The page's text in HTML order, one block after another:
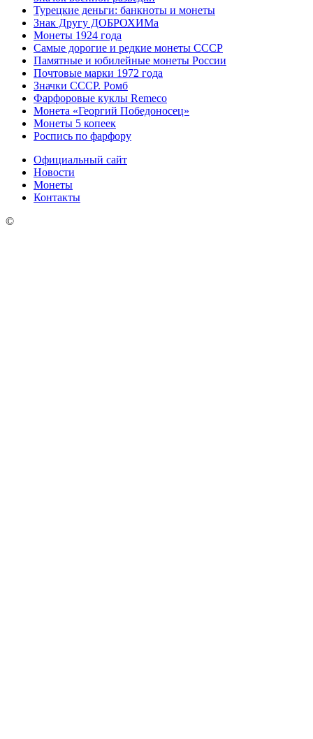
Турецкие деньги: банкноты и монеты
Знак Другу ДОБРОХИМа
Монеты 1924 года
Самые дорогие и редкие монеты СССР
Памятные и юбилейные монеты России
Почтовые марки 1972 года
Значки СССР. Ромб
Фарфоровые куклы Remeco
Монета «Георгий Победоносец»
Монеты 5 копеек
Роспись по фарфору
Официальный сайт
Новости
Монеты
Контакты
©